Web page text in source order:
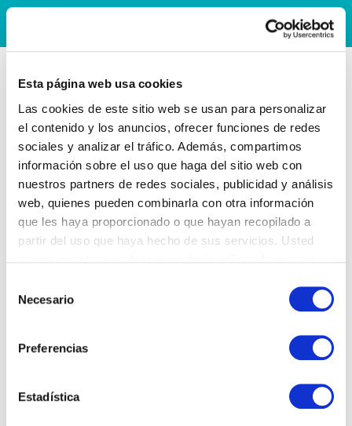
Esta página web usa cookies
Las cookies de este sitio web se usan para personalizar
el contenido y los anuncios, ofrecer funciones de redes
sociales y analizar el tráfico. Además, compartimos
información sobre el uso que haga del sitio web con
nuestros partners de redes sociales, publicidad y análisis
web, quienes pueden combinarla con otra información
que les haya proporcionado o que hayan recopilado a
partir del uso que haya hecho de sus servicios. Usted
Necesario
Preferencias
Estadística